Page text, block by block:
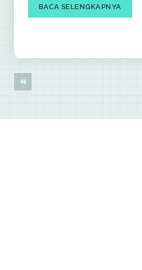
BACA SELENGKAPNYA